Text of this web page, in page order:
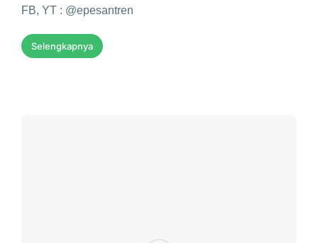
FB, YT : @epesantren
Selengkapnya